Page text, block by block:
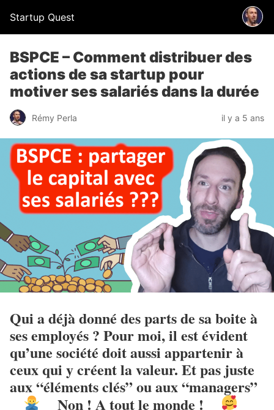
Startup Quest
BSPCE – Comment distribuer des
actions de sa startup pour
motiver ses salariés dans la durée
Rémy Perla il y a 5 ans
Qui a déjà donné des parts de sa boite à
ses employés ? Pour moi, il est évident
qu’une société doit aussi appartenir à
ceux qui y créent la valeur. Et pas juste
aux “éléments clés” ou aux “managers”
Non ! A tout le monde !